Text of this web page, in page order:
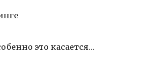
это касается…